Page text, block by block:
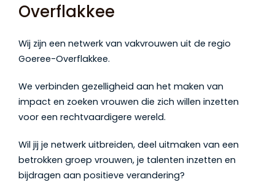
Overflakkee
Wij zijn een netwerk van vakvrouwen uit de regio
Goeree-Overflakkee.
We verbinden gezelligheid aan het maken van
impact en zoeken vrouwen die zich willen inzetten
voor een rechtvaardigere wereld.
Wil jij je netwerk uitbreiden, deel uitmaken van een
betrokken groep vrouwen, je talenten inzetten en
bijdragen aan positieve verandering?